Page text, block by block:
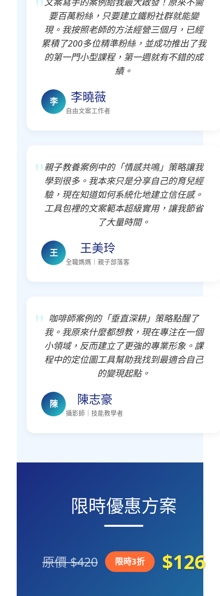
要百萬粉絲，只要建立鐵粉社群就能變
現。我按照老師的方法經營三個月，已經
累積了200多位精準粉絲，並成功推出了我
的第一門小型課程，第一週就有不錯的成
績。
李 李曉薇
自由文案工作者
親子教養案例中的「情感共鳴」策略讓我
學到很多。我本來只是分享自己的育兒經
驗，現在知道如何系統化地建立信任感。
工具包裡的文案範本超級實用，讓我節省
了大量時間。
王 王美玲
全職媽媽｜親子部落客
咖啡師案例的「垂直深耕」策略點醒了
我。我原來什麼都想教，現在專注在一個
小領域，反而建立了更強的專業形象。課
程中的定位圖工具幫助我找到最適合自己
的變現起點。
陳 陳志豪
攝影師｜技能教學者
限時優惠方案
原價 $420 限時3折 $126